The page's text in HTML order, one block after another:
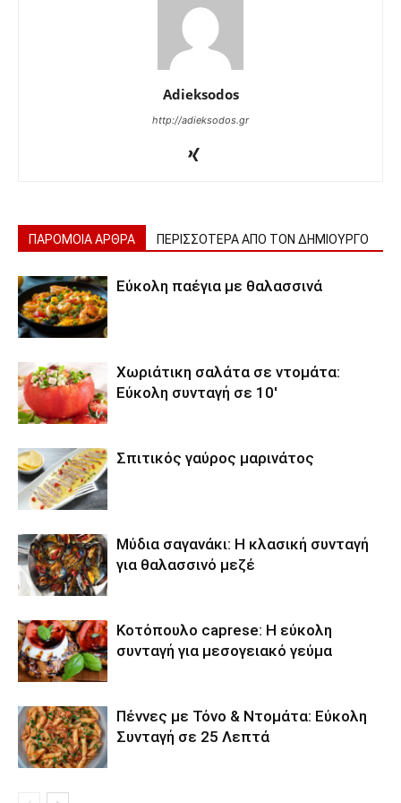
Adieksodos
http://adieksodos.gr
ΠΑΡΟΜΟΙΑ ΑΡΘΡΑ ΠΕΡΙΣΣΟΤΕΡΑ ΑΠΟ ΤΟΝ ΔΗΜΙΟΥΡΓΟ
Εύκολη παέγια με θαλασσινά
Χωριάτικη σαλάτα σε ντομάτα:
Εύκολη συνταγή σε 10′
Σπιτικός γαύρος μαρινάτος
Μύδια σαγανάκι: Η κλασική συνταγή
για θαλασσινό μεζέ
Κοτόπουλο caprese: Η εύκολη
συνταγή για μεσογειακό γεύμα
Πέννες με Τόνο & Ντομάτα: Εύκολη
Συνταγή σε 25 Λεπτά